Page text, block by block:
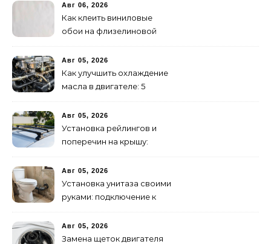
Авг 06, 2026
Как клеить виниловые
обои на флизелиновой
инструкция
Авг 05, 2026
Как улучшить охлаждение
масла в двигателе: 5
Авг 05, 2026
Установка рейлингов и
поперечин на крышу:
Авг 05, 2026
Установка унитаза своими
руками: подключение к
Авг 05, 2026
Замена щеток двигателя